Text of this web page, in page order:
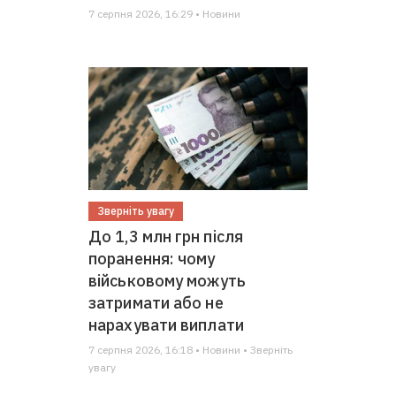
7 серпня 2026, 16:29 • Новини
Зверніть увагу
До 1,3 млн грн після
поранення: чому
військовому можуть
затримати або не
нарахувати виплати
7 серпня 2026, 16:18 • Новини • Зверніть
увагу